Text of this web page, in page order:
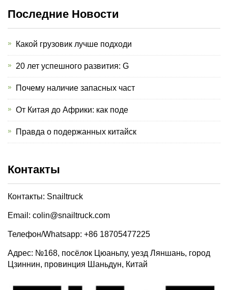
Последние Новости
Какой грузовик лучше подходи
20 лет успешного развития: G
Почему наличие запасных част
От Китая до Африки: как поде
Правда о подержанных китайск
Контакты
Контакты: Snailtruck
Email: colin@snailtruck.com
Телефон/Whatsapp: +86 18705477225
Адрес: №168, посёлок Цюаньпу, уезд Ляншань, город
Цзиннин, провинция Шаньдун, Китай